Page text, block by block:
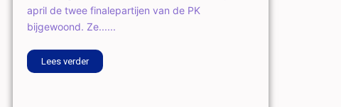
april de twee finalepartijen van de PK
bijgewoond. Ze......
Lees verder